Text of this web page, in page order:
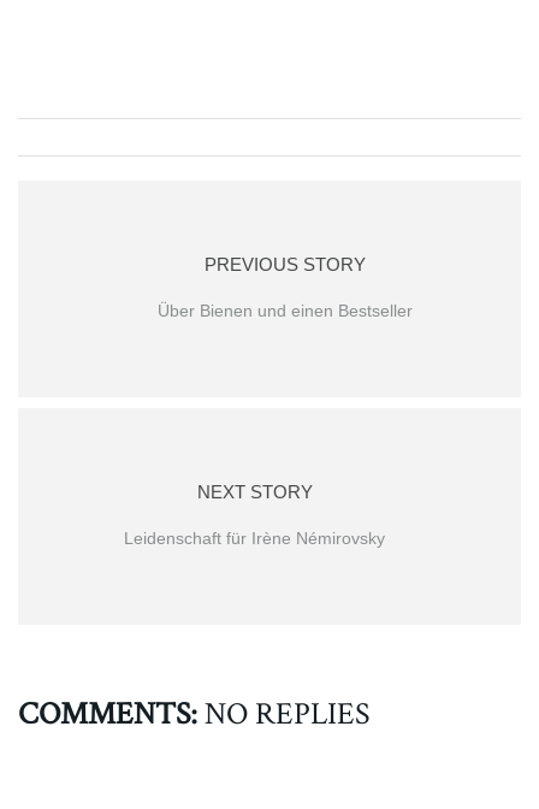
PREVIOUS STORY
Über Bienen und einen Bestseller
NEXT STORY
Leidenschaft für Irène Némirovsky
COMMENTS:NO REPLIES